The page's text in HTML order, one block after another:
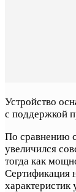
Устройство
с поддержкой
По сравнению
увеличился
тогда как
Сертификация
характеристик